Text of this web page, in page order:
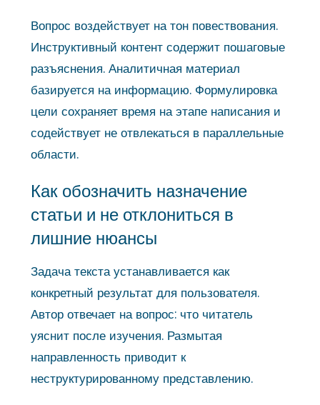
Вопрос воздействует на тон повествования.
Инструктивный контент содержит пошаговые
разъяснения. Аналитичная материал
базируется на информацию. Формулировка
цели сохраняет время на этапе написания и
содействует не отвлекаться в параллельные
области.
Как обозначить назначение
статьи и не отклониться в
лишние нюансы
Задача текста устанавливается как
конкретный результат для пользователя.
Автор отвечает на вопрос: что читатель
уяснит после изучения. Размытая
направленность приводит к
неструктурированному представлению.